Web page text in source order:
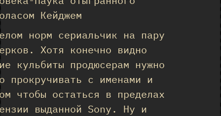
Кейджем
норм сериальчик на пару
Хотя конечно видно
кульбиты продюсерам нужно
прокручивать с именами и
чтобы остаться в пределах
выданной Sony. Ну и